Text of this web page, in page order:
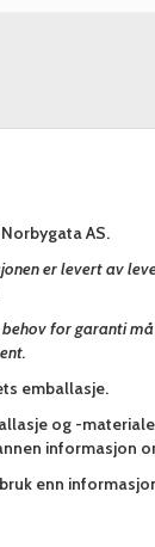
AS.
er levert av
for garanti
emballasje.
og -
informasjon
enn